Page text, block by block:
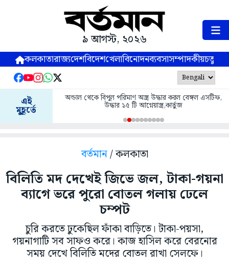
৯ আগস্ট, ২০২৬
কলকাতারাজ্যদেশবিদেশখেলাবিনোদনব্যবসাসম্পাদকীয়
এই
মুহূর্তে
অন্ডাল থেকে বিপুল পরিমাণ অস্ত্র উদ্ধার করল বেঙ্গল এসটিফ,
উদ্ধার ১৫ টি আগ্নেয়াস্ত্র,কার্তুজ
বর্তমান/ কলকাতা
বিলিতি মদ দেখেই জিভে জল, টাকা-গয়না
ব্যাগে ভরে পুরো বোতল গলায় ঢেলে
চম্পট
চুরি করতে ঢুকেছিল ফাঁকা বাড়িতে। টাকা-পয়সা,
গয়নাগাটি সব সাফও করে। কাজ হাসিল করে বেরনোর
সময় দেখে বিলিতি মদের বোতল রাখা সেলফে।